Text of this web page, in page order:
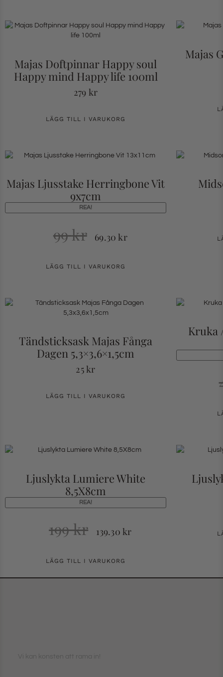
Majas Doftpinnar Happy soul
Happy mind Happy life 100ml
279 kr
LÄGG TILL I VARUKORG
Majas
Majas Ljusstake Herringbone Vit
9x7cm
REA!
99kr 69.30kr
LÄGG TILL I VARUKORG
Tändsticksask Majas Fånga
Dagen 5,3×3,6×1,5cm
25kr
LÄGG TILL I VARUKORG
Kruka
Ljuslykta Lumiere White
8,5X8cm
REA!
199kr 139.30kr
LÄGG TILL I VARUKORG
Vi kan konsten att rama in!